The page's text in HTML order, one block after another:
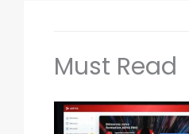
Must Read